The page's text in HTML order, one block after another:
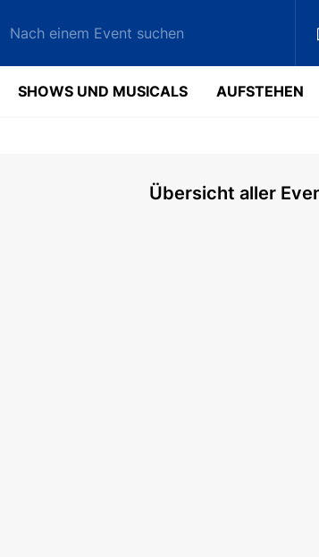
SHOWS UND MUSICALS AUFSTEHEN
Übersicht aller